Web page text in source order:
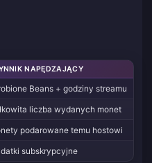
NAPĘDZAJĄCY
Beans + godziny streamu
liczba wydanych monet
podarowane temu hostowi
subskrypcyjne